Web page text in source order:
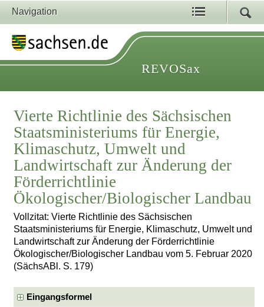
Navigation
REVOSax
Vierte Richtlinie des Sächsischen
Staatsministeriums für Energie,
Klimaschutz, Umwelt und
Landwirtschaft zur Änderung der
Förderrichtlinie
Ökologischer/Biologischer Landbau
Vollzitat: Vierte Richtlinie des Sächsischen
Staatsministeriums für Energie, Klimaschutz, Umwelt und
Landwirtschaft zur Änderung der Förderrichtlinie
Ökologischer/Biologischer Landbau vom 5. Februar 2020
(SächsABl. S. 179)
Eingangsformel